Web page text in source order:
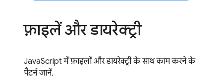
फ़ाइलें और डायरेक्ट्री
JavaScript में फ़ाइलों और डायरेक्ट्री के साथ काम करने के
पैटर्न जानें.